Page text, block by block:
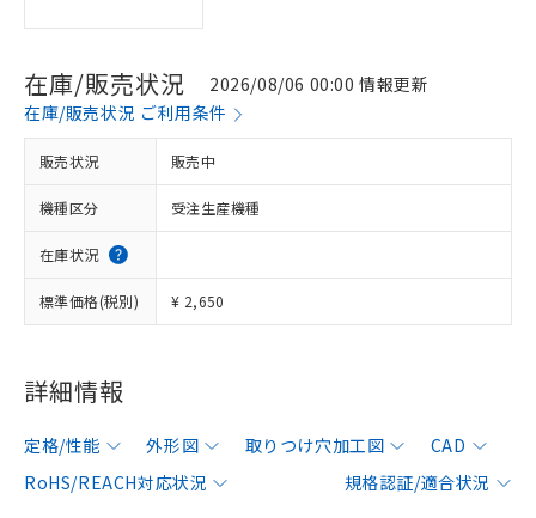
在庫/販売状況
2026/08/06 00:00 情報更新
在庫/販売状況 ご利用条件
販売状況 販売中
機種区分 受注生産機種
在庫状況
標準価格(税別) ¥ 2,650
詳細情報
定格/性能 外形図 取りつけ穴加工図
CAD
RoHS/REACH対応状況
規格認証/適合状況